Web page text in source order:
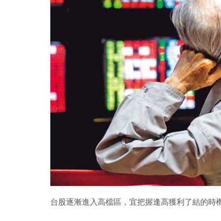
台股逐漸進入高檔區，宜把握逢高獲利了結的時